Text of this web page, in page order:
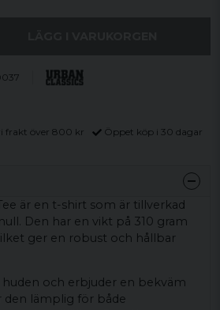
frakt över 800 kr Öppet köp i 30 dagar
är en t-shirt som är tillverkad
Den har en vikt på 310 gram
ger en robust och hållbar
och erbjuder en bekväm
den lämplig för både